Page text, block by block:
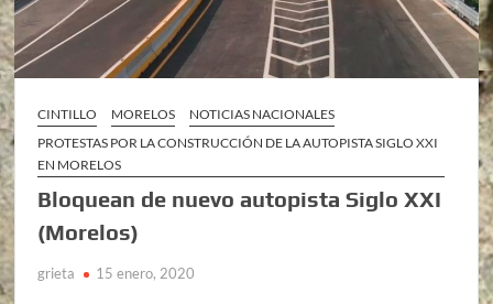
CINTILLO MORELOS
NOTICIAS NACIONALES
PROTESTAS POR LA CONSTRUCCIÓN DE LA AUTOPISTA SIGLO XXI
EN MORELOS
Bloquean de nuevo autopista Siglo XXI
(Morelos)
grieta 15 enero, 2020